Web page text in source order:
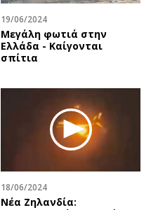
19/06/2024
Μεγάλη φωτιά στην
Ελλάδα - Καίγονται
σπίτια
18/06/2024
Νέα Ζηλανδία: